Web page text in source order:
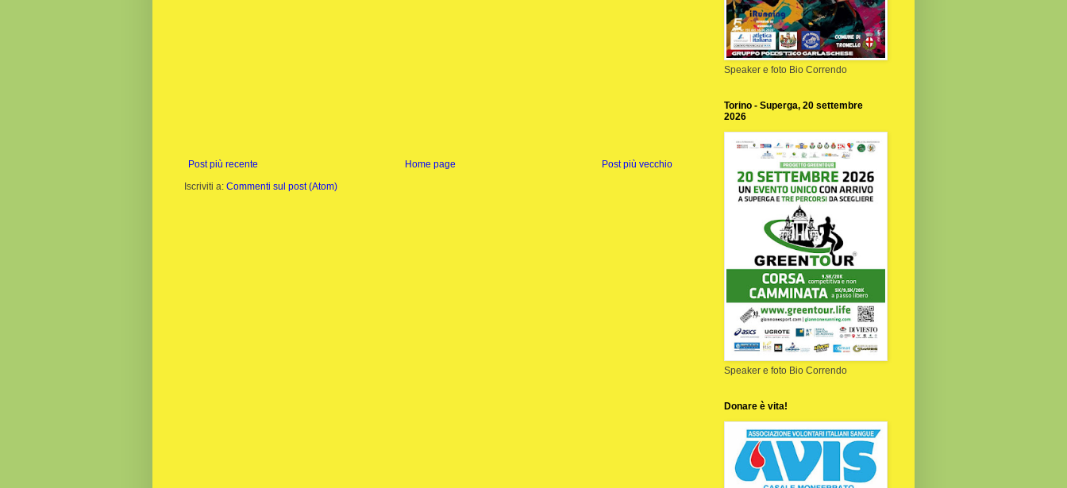
Post più recente Post più vecchio
Home page
Iscriviti a: Commenti sul post (Atom)
Speaker e foto Bio Correndo
Torino - Superga, 20 settembre
2026
Speaker e foto Bio Correndo
Donare è vita!